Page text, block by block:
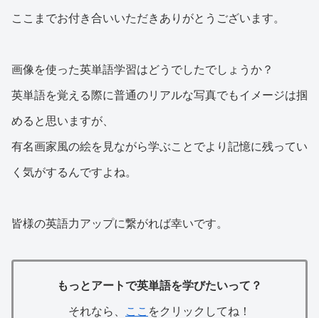
ここまでお付き合いいただきありがとうございます。
画像を使った英単語学習はどうでしたでしょうか？
英単語を覚える際に普通のリアルな写真でもイメージは掴
めると思いますが、
有名画家風の絵を見ながら学ぶことでより記憶に残ってい
く気がするんですよね。
皆様の英語力アップに繋がれば幸いです。
もっとアートで英単語を学びたいって？
それなら、 ここ をクリックしてね！